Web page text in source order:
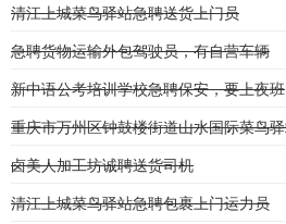
清江上城菜鸟驿站急聘送货上门员
急聘货物运输外包驾驶员，有自营车辆
新中语公考培训学校急聘保安，要上夜班
卤美人加工坊诚聘送货司机
清江上城菜鸟驿站急聘包裹上门运力员